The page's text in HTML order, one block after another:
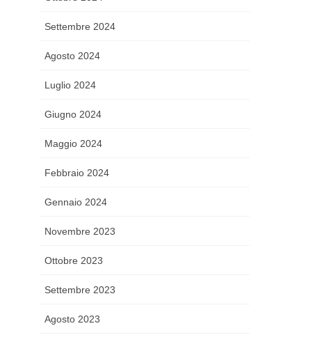
Settembre 2024
Agosto 2024
Luglio 2024
Giugno 2024
Maggio 2024
Febbraio 2024
Gennaio 2024
Novembre 2023
Ottobre 2023
Settembre 2023
Agosto 2023